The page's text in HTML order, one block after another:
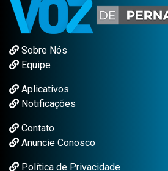
Sobre Nós
Equipe
Aplicativos
Notificações
Contato
Anuncie Conosco
Política de Privacidade